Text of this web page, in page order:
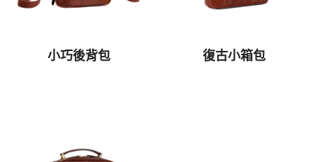
小巧後背包 復古小箱包